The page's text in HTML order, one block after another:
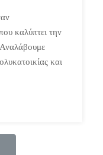
καλύπτει την
Αναλάβουμε
και